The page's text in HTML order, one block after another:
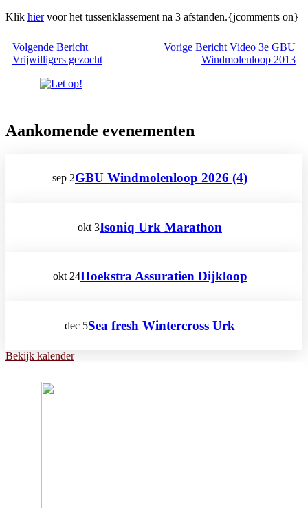
Klik hiervoor het tussenklassement na 3 afstanden.{jcomments on}
Vorige Bericht Video 3e GBU
Windmolenloop 2013
Volgende Bericht
Vrijwilligers gezocht
Aankomende evenementen
sep 2GBU Windmolenloop 2026 (4)
okt 3Isoniq Urk Marathon
okt 24Hoekstra Assuratien Dijkloop
dec 5Sea fresh Wintercross Urk
Bekijk kalender